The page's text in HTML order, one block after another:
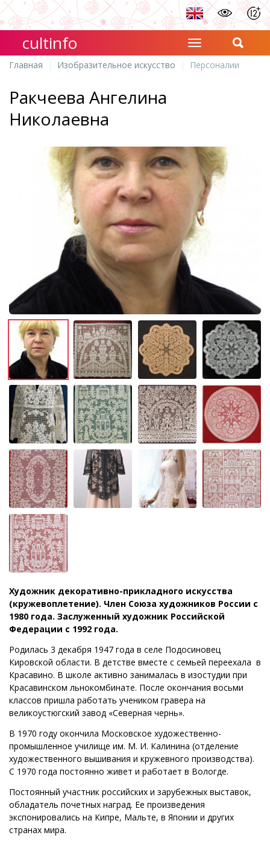
cultinfo
Главная Изобразительное искусство Персоналии
Ракчеева Ангелина
Николаевна
Художник декоративно-прикладного искусства
(кружевоплетение). Член Союза художников России с
1980 года. Заслуженный художник Российской
Федерации с 1992 года.
Родилась 3 декабря 1947 года в селе Подосиновец
Кировской области. В детстве вместе с семьей переехала в
Красавино. В школе активно занималась в изостудии при
Красавинском льнокомбинате. После окончания восьми
классов пришла работать учеником гравера на
великоустюгский завод «Северная чернь».
В 1970 году окончила Московское художественно-
промышленное училище им. М. И. Калинина (отделение
художественного вышивания и кружевного производства).
С 1970 года постоянно живет и работает в Вологде.
Постоянный участник российских и зарубежных выставок,
обладатель почетных наград. Ее произведения
экспонировались на Кипре, Мальте, в Японии и других
странах мира.